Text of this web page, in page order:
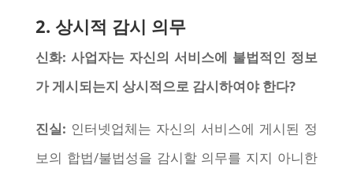
2. 상시적 감시 의무
신화: 사업자는 자신의 서비스에 불법적인 정보
가 게시되는지 상시적으로 감시하여야 한다?
진실: 인터넷업체는 자신의 서비스에 게시된 정
보의 합법/불법성을 감시할 의무를 지지 아니한